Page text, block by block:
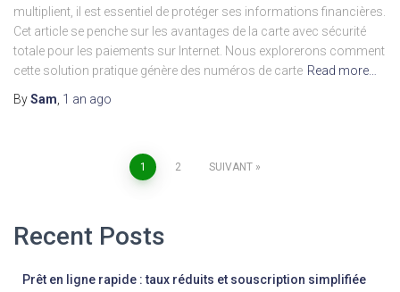
multiplient, il est essentiel de protéger ses informations financières.
Cet article se penche sur les avantages de la carte avec sécurité
totale pour les paiements sur Internet. Nous explorerons comment
cette solution pratique génère des numéros de carte Read more…
BySam 1 an ago
Pagination
publications
1 2 SUIVANT
Recent Posts
Prêt en ligne rapide : taux réduits et souscription simplifiée